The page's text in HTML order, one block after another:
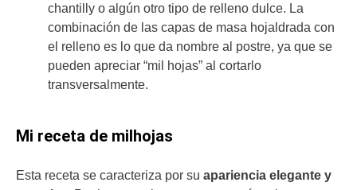
chantilly o algún otro tipo de relleno dulce. La
combinación de las capas de masa hojaldrada con
el relleno es lo que da nombre al postre, ya que se
pueden apreciar “mil hojas” al cortarlo
transversalmente.
Mi receta de milhojas
Esta receta se caracteriza por su apariencia elegante y